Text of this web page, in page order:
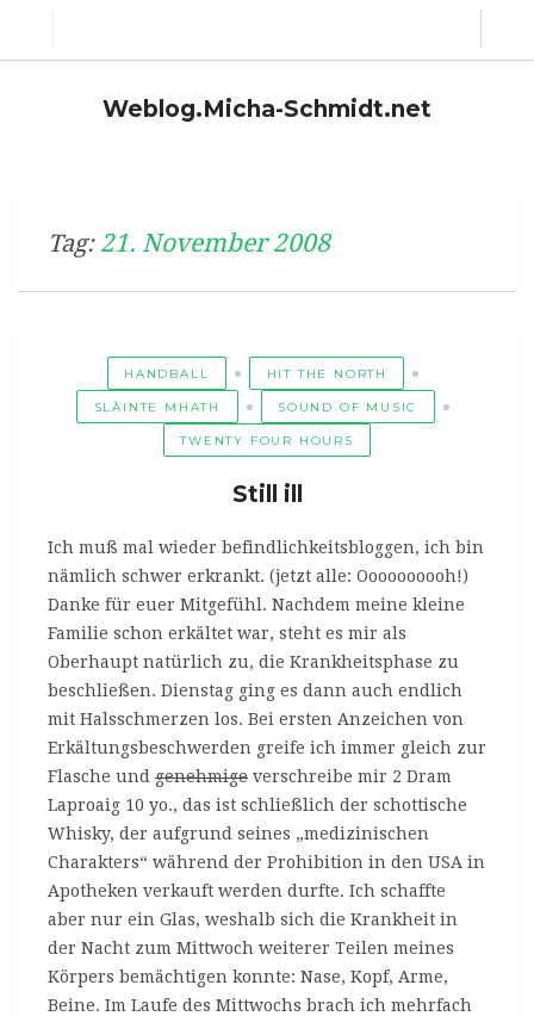
Weblog.Micha-Schmidt.net
Tag: 21. November 2008
HANDBALL HIT THE NORTH
SLÀINTE MHATH SOUND OF MUSIC
TWENTY FOUR HOURS
Still ill
Ich muß mal wieder befindlichkeitsbloggen, ich bin
nämlich schwer erkrankt. (jetzt alle: Oooooooooh!)
Danke für euer Mitgefühl. Nachdem meine kleine
Familie schon erkältet war, steht es mir als
Oberhaupt natürlich zu, die Krankheitsphase zu
beschließen. Dienstag ging es dann auch endlich
mit Halsschmerzen los. Bei ersten Anzeichen von
Erkältungsbeschwerden greife ich immer gleich zur
Flasche und genehmige verschreibe mir 2 Dram
Laproaig 10 yo., das ist schließlich der schottische
Whisky, der aufgrund seines „medizinischen
Charakters“ während der Prohibition in den USA in
Apotheken verkauft werden durfte. Ich schaffte
aber nur ein Glas, weshalb sich die Krankheit in
der Nacht zum Mittwoch weiterer Teilen meines
Körpers bemächtigen konnte: Nase, Kopf, Arme,
Beine. Im Laufe des Mittwochs brach ich mehrfach